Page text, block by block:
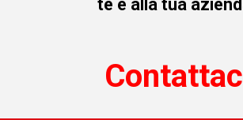
te e alla tua